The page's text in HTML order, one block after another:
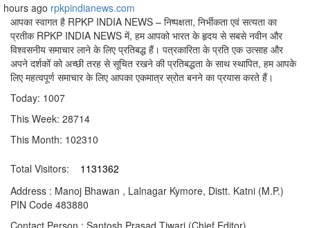
hours ago rpkpindianews.com
आपका स्वागत है RPKP INDIA NEWS – निष्पक्षता, निर्भीकता एवं सत्यता का
प्रतीक RPKP INDIA NEWS में, हम आपको भारत के हृदय से सबसे नवीन और
विश्वसनीय समाचार लाने के लिए प्रतिबद्ध हैं। पत्रकारिता के प्रति एक उत्साह और
अपने दर्शकों को अच्छी तरह से सूचित रखने की प्रतिबद्धता के साथ स्थापित, हम आपके
लिए महत्वपूर्ण समाचार के लिए आपका एकमात्र स्रोत बनने का प्रयास करते हैं।
Today: 1007
This Week: 28714
This Month: 102310
Total Visitors:
1131362
Address : Manoj Bhawan , Lalnagar Kymore, Distt. Katni (M.P.)
PIN Code 483880
Contact Person : Santosh Prasad Tiwari (Chief Editor)